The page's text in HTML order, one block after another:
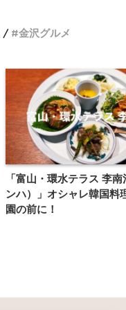
金沢グルメ
「富山・環水テラス 李
ンハ）」オシャレ韓国料
園の前に！